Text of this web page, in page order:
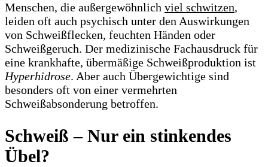
Menschen, die außergewöhnlich viel schwitzen,
leiden oft auch psychisch unter den Auswirkungen
von Schweißflecken, feuchten Händen oder
Schweißgeruch. Der medizinische Fachausdruck für
eine krankhafte, übermäßige Schweißproduktion ist
Hyperhidrose. Aber auch Übergewichtige sind
besonders oft von einer vermehrten
Schweißabsonderung betroffen.
Schweiß – Nur ein stinkendes
Übel?